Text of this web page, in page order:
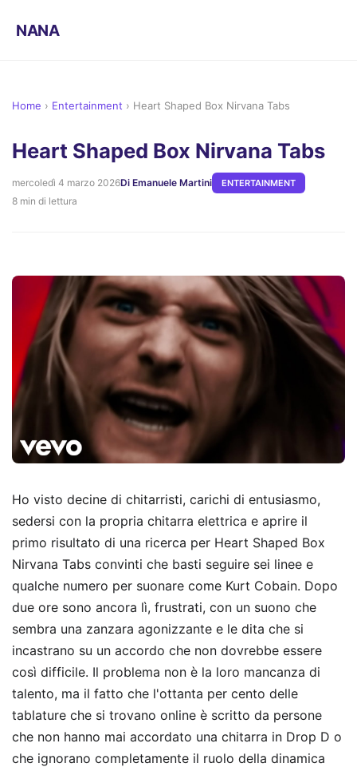
NANA
Home › Entertainment › Heart Shaped Box Nirvana Tabs
Heart Shaped Box Nirvana Tabs
mercoledì 4 marzo 2026Di Emanuele Martini ENTERTAINMENT
8 min di lettura
Ho visto decine di chitarristi, carichi di entusiasmo,
sedersi con la propria chitarra elettrica e aprire il
primo risultato di una ricerca per Heart Shaped Box
Nirvana Tabs convinti che basti seguire sei linee e
qualche numero per suonare come Kurt Cobain. Dopo
due ore sono ancora lì, frustrati, con un suono che
sembra una zanzara agonizzante e le dita che si
incastrano su un accordo che non dovrebbe essere
così difficile. Il problema non è la loro mancanza di
talento, ma il fatto che l'ottanta per cento delle
tablature che si trovano online è scritto da persone
che non hanno mai accordato una chitarra in Drop D o
che ignorano completamente il ruolo della dinamica